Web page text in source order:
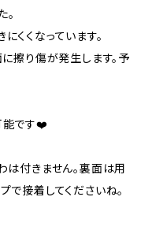
。
くくなっています。
擦り傷が発生します。予
能です❤️
は付きません。裏面は用
で接着してくださいね。